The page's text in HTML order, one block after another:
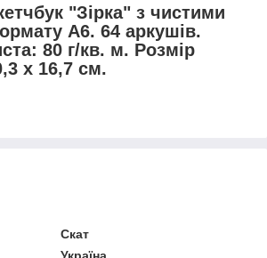
"Зірка" з чистими
А6. 64 аркушів.
80 г/кв. м. Розмір
х 16,7 см.
Скат
Україна